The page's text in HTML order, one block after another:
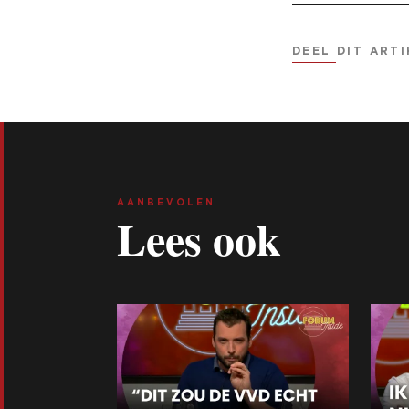
DEEL DIT
AANBEVOLEN
Lees ook